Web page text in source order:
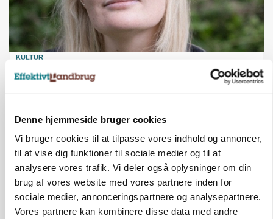
Denne hjemmeside bruger cookies
Vi bruger cookies til at tilpasse vores indhold og annoncer,
til at vise dig funktioner til sociale medier og til at
analysere vores trafik. Vi deler også oplysninger om din
brug af vores website med vores partnere inden for
sociale medier, annonceringspartnere og analysepartnere.
Vores partnere kan kombinere disse data med andre
KULTUR
Kendte brands i fødevareklyngen indstillet til ny
pris
Den drøje sandhed om prioritet
Annonce
Loading...